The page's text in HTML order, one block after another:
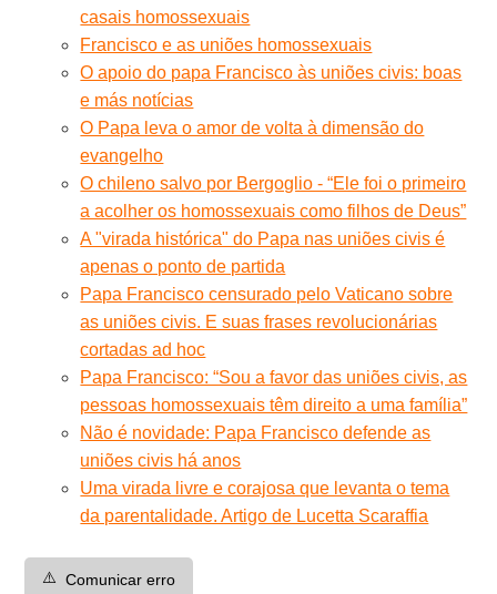
casais homossexuais
Francisco e as uniões homossexuais
O apoio do papa Francisco às uniões civis: boas
e más notícias
O Papa leva o amor de volta à dimensão do
evangelho
O chileno salvo por Bergoglio - “Ele foi o primeiro
a acolher os homossexuais como filhos de Deus”
A "virada histórica" do Papa nas uniões civis é
apenas o ponto de partida
Papa Francisco censurado pelo Vaticano sobre
as uniões civis. E suas frases revolucionárias
cortadas ad hoc
Papa Francisco: “Sou a favor das uniões civis, as
pessoas homossexuais têm direito a uma família”
Não é novidade: Papa Francisco defende as
uniões civis há anos
Uma virada livre e corajosa que levanta o tema
da parentalidade. Artigo de Lucetta Scaraffia
⚠️ Comunicar erro